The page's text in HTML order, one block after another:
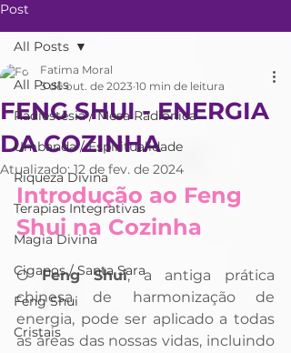
Post
All Posts
Radiestesia / Mesa Radiônica
Umbanda / Espiritualidade
Riqueza Divina
Terapias Integrativas
Magia Divina
Ciganos / Santa Sara
Feng Shui
Cristais
All Posts
FENG SHUI - ENERGIA
DA COZINHA
Fatima Moral
3 de out. de 2023 10 min de leitura
Atualizado:12 de fev. de 2024
Introdução ao Feng
Shui na Cozinha
O Feng Shui, a antiga prática
chinesa de harmonização de
energia, pode ser aplicado a todas
as áreas das nossas vidas, incluindo